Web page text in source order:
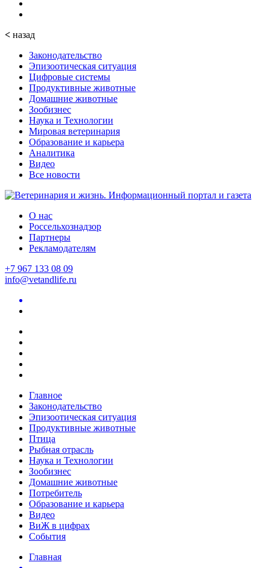
< назад
Законодательство
Эпизоотическая ситуация
Цифровые системы
Продуктивные животные
Домашние животные
Зообизнес
Наука и Технологии
Мировая ветеринария
Образование и карьера
Аналитика
Видео
Все новости
О нас
Россельхознадзор
Партнеры
Рекламодателям
+7 967 133 08 09
info@vetandlife.ru
Главное
Законодательство
Эпизоотическая ситуация
Продуктивные животные
Птица
Рыбная отрасль
Наука и Технологии
Зообизнес
Домашние животные
Потребитель
Образование и карьера
Видео
ВиЖ в цифрах
События
Главная